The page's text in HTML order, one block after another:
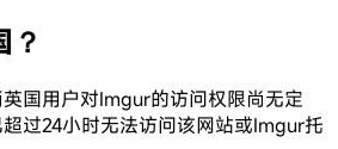
国用户对Imgur的访问权限尚无定
过24小时无法访问该网站或Imgur托